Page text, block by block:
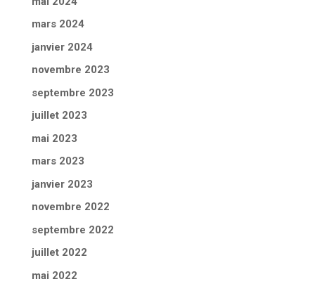
mars 2024
janvier 2024
novembre 2023
septembre 2023
juillet 2023
mai 2023
mars 2023
janvier 2023
novembre 2022
septembre 2022
juillet 2022
mai 2022